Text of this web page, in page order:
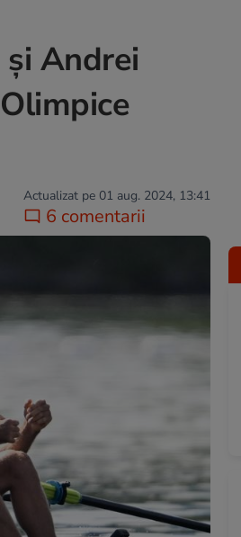
Andrei
Actualizat pe 01 aug. 2024, 13:41
6 comentarii